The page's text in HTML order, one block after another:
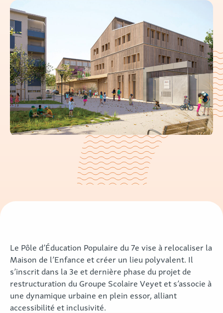
Le Pôle d’Éducation Populaire du 7e vise à relocaliser la
Maison de l’Enfance et créer un lieu polyvalent. Il
s’inscrit dans la 3e et dernière phase du projet de
restructuration du Groupe Scolaire Veyet et s’associe à
une dynamique urbaine en plein essor, alliant
accessibilité et inclusivité.